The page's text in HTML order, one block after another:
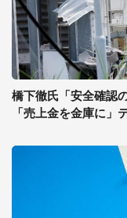
橋下徹氏「安全確認
「売上金を金庫に」